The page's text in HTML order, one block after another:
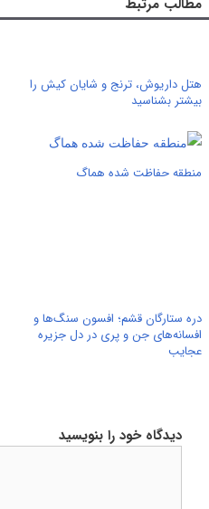
هتل داریوش، ترنج و شایان کیش را
بیشتر بشناسید
منطقه حفاظت شده هماگ
دره ستارگان قشم؛ افسون سنگ‌ها و
افسانه‌های جن و پری در دل جزیره
عجایب
دیدگاه خود را بنویسید